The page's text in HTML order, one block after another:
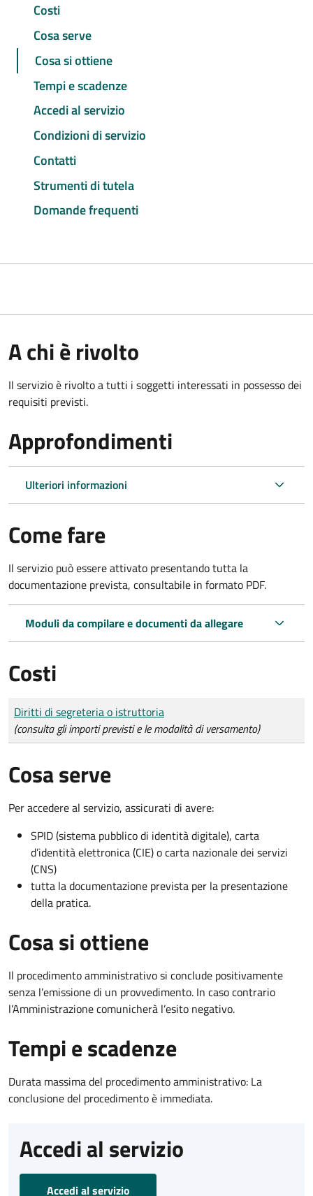
Costi
Cosa serve
Cosa si ottiene
Tempi e scadenze
Accedi al servizio
Condizioni di servizio
Contatti
Strumenti di tutela
Domande frequenti
A chi è rivolto
Il servizio è rivolto a tutti i soggetti interessati in possesso dei
requisiti previsti.
Approfondimenti
Ulteriori informazioni
Come fare
Il servizio può essere attivato presentando tutta la
documentazione prevista, consultabile in formato PDF.
Moduli da compilare e documenti da allegare
Costi
Tipo di pagamento
Importo
Diritti di segreteria o istruttoria
(consulta gli importi previsti e le modalità di versamento)
Cosa serve
Per accedere al servizio, assicurati di avere:
SPID (sistema pubblico di identità digitale), carta
d’identità elettronica (CIE) o carta nazionale dei servizi
(CNS)
tutta la documentazione prevista per la presentazione
della pratica.
Cosa si ottiene
Il procedimento amministrativo si conclude positivamente
senza l’emissione di un provvedimento. In caso contrario
l’Amministrazione comunicherà l’esito negativo.
Tempi e scadenze
Durata massima del procedimento amministrativo: La
conclusione del procedimento è immediata.
Accedi al servizio
Accedi al servizio